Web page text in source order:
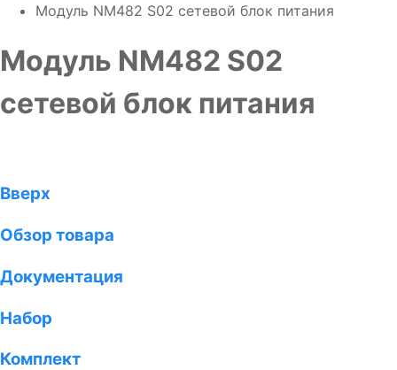
Модуль NM482 S02 сетевой блок питания
Модуль NM482 S02
сетевой блок питания
Вверх
Обзор товара
Документация
Набор
Комплект